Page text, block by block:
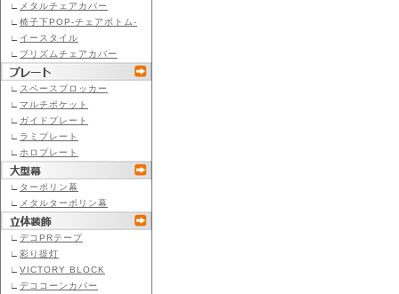
∟
メタルチェアカバー
∟ 椅子下POP-チェアボトム-
∟ イースタイル
∟ プリズムチェアカバー
∟ スペースブロッカー
∟ マルチポケット
∟ ガイドプレート
∟ ラミプレート
∟ ホロプレート
∟ ターポリン幕
∟
メタルターポリン幕
∟ デコPRテープ
∟ 彩り提灯
∟ VICTORY BLOCK
∟ デココーンカバー